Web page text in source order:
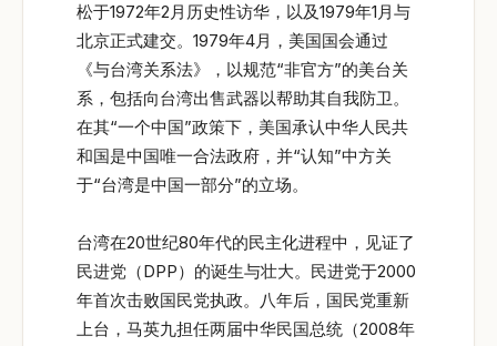
松于1972年2月历史性访华，以及1979年1月与
北京正式建交。1979年4月，美国国会通过
《与台湾关系法》，以规范“非官方”的美台关
系，包括向台湾出售武器以帮助其自我防卫。
在其“一个中国”政策下，美国承认中华人民共
和国是中国唯一合法政府，并“认知”中方关
于“台湾是中国一部分”的立场。
台湾在20世纪80年代的民主化进程中，见证了
民进党（DPP）的诞生与壮大。民进党于2000
年首次击败国民党执政。八年后，国民党重新
上台，马英九担任两届中华民国总统（2008年